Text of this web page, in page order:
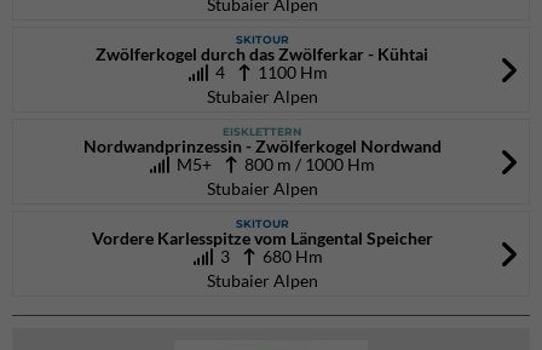
Stubaier Alpen
SKITOUR
Zwölferkogel durch das Zwölferkar - Kühtai
4
1100 Hm
Stubaier Alpen
EISKLETTERN
Nordwandprinzessin - Zwölferkogel Nordwand
M5+ 800 m / 1000 Hm
Stubaier Alpen
SKITOUR
Vordere Karlesspitze vom Längental Speicher
3
680 Hm
Stubaier Alpen